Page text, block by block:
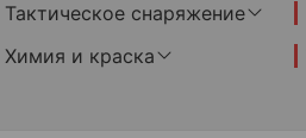
Тактическое снаряжение
Химия и краска